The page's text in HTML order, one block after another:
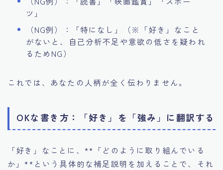
ツ」
（NG例）：「特になし」（※「好き」なこと
がないと、自己分析不足や意欲の低さを疑われ
るためNG）
これでは、あなたの人柄が全く伝わりません。
OKな書き方：「好き」を「強み」に翻訳する
「好き」なことに、**「どのように取り組んでいる
か」**という具体的な補足説明を加えることで、それ